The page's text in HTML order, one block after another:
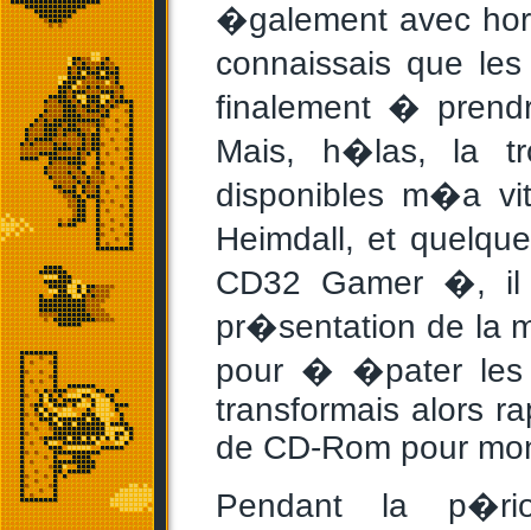
�galement avec
connaissais que
finalement �
Mais, h�las, la
disponibles m�a
Heimdall, et
CD32 Gamer �,
pr�sentation de la
pour � �pater
transformais alors
de CD-Rom pour
Pendant la